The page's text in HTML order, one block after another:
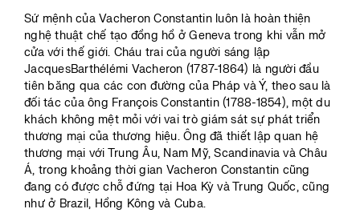
Sứ mệnh của Vacheron Constantin luôn là hoàn thiện
nghệ thuật chế tạo đồng hồ ở Geneva trong khi vẫn mở
cửa với thế giới. Cháu trai của người sáng lập
JacquesBarthélémi Vacheron (1787-1864) là người đầu
tiên băng qua các con đường của Pháp và Ý, theo sau là
đối tác của ông François Constantin (1788-1854), một du
khách không mệt mỏi với vai trò giám sát sự phát triển
thương mại của thương hiệu. Ông đã thiết lập quan hệ
thương mại với Trung Âu, Nam Mỹ, Scandinavia và Châu
Á, trong khoảng thời gian Vacheron Constantin cũng
đang có được chỗ đứng tại Hoa Kỳ và Trung Quốc, cũng
như ở Brazil, Hồng Kông và Cuba.